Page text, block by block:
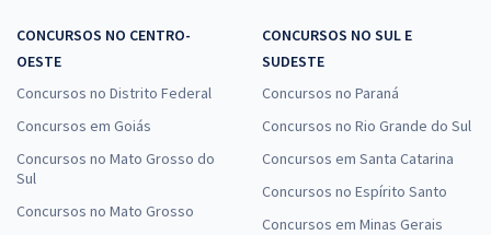
CONCURSOS NO CENTRO-
OESTE
Concursos no Distrito Federal
Concursos em Goiás
Concursos no Mato Grosso do
Sul
Concursos no Mato Grosso
CONCURSOS NO SUL E
SUDESTE
Concursos no Paraná
Concursos no Rio Grande do Sul
Concursos em Santa Catarina
Concursos no Espírito Santo
Concursos em Minas Gerais